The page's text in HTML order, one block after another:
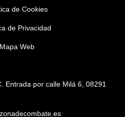
de Cookies
de Privacidad
Mapa Web
Entrada por calle Milá 6, 08291